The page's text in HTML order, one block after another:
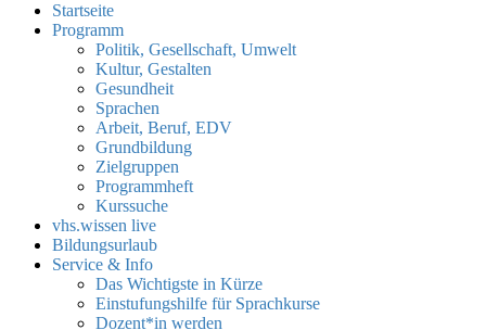
Startseite
Programm
Politik, Gesellschaft, Umwelt
Kultur, Gestalten
Gesundheit
Sprachen
Arbeit, Beruf, EDV
Grundbildung
Zielgruppen
Programmheft
Kurssuche
vhs.wissen live
Bildungsurlaub
Service & Info
Das Wichtigste in Kürze
Einstufungshilfe für Sprachkurse
Dozent*in werden